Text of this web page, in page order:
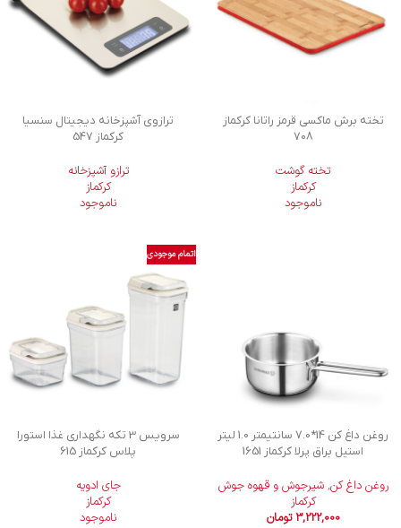
تخته برش ماکسی قرمز راتانا کرکماز
708
تخته گوشت
کرکماز
ناموجود
ترازوی آشپزخانه دیجیتال سنسیا
کرکماز 547
ترازو آشپزخانه
کرکماز
ناموجود
روغن داغ کن 14*7.0 سانتیمتر 1.0 لیتر
استیل براق پرلا کرکماز 1651
روغن داغ کن,شیرجوش و قهوه جوش
کرکماز
3,222,000 تومان
اتمام موجودی
سرويس 3 تكه نگهداری غذا استورا
پلاس کرکماز 615
جای ادویه
کرکماز
ناموجود